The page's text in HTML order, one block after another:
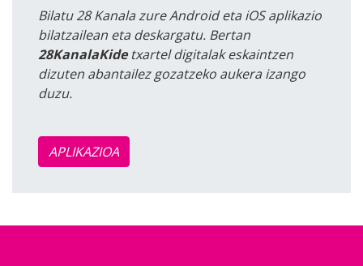
Bilatu 28 Kanala zure Android eta iOS aplikazio
bilatzailean eta deskargatu. Bertan
28KanalaKidetxartel digitalak eskaintzen
dizuten abantailez gozatzeko aukera izango
duzu.
APLIKAZIOA